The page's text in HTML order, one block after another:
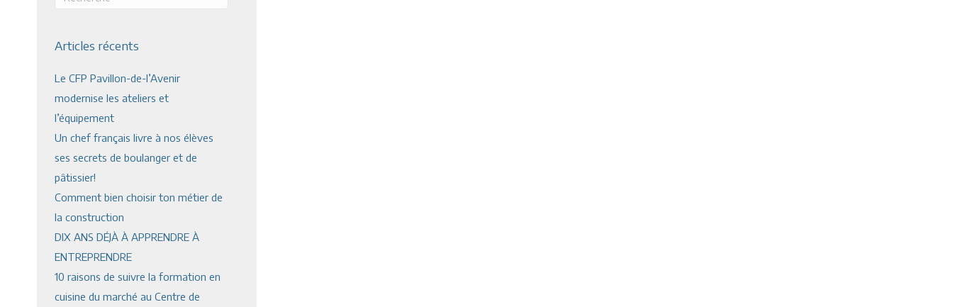
Articles récents
Le CFP Pavillon-de-l’Avenir
modernise les ateliers et
l’équipement
Un chef français livre à nos élèves
ses secrets de boulanger et de
pâtissier!
Comment bien choisir ton métier de
la construction
DIX ANS DÉJÀ À APPRENDRE À
ENTREPRENDRE
10 raisons de suivre la formation en
cuisine du marché au Centre de